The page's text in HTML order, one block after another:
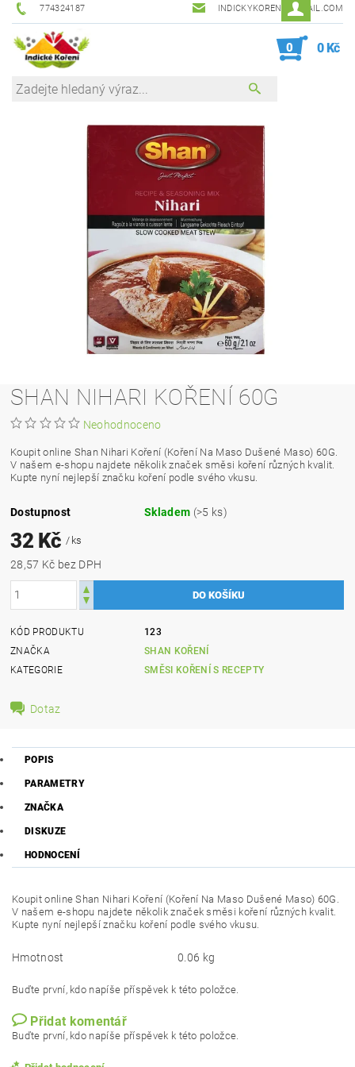
774324187 INDICKYKORENI@GMAIL.COM
0 0 Kč
SHAN NIHARI KOŘENÍ 60G
Neohodnoceno
Koupit online Shan Nihari Koření (Koření Na Maso Dušené Maso) 60G.
V našem e-shopu najdete několik značek směsi koření různých kvalit.
Kupte nyní nejlepší značku koření podle svého vkusu.
Dostupnost Skladem (>5 ks)
32 Kč/ ks
28,57 Kč bez DPH
KÓD PRODUKTU
123
ZNAČKA
SHAN KOŘENÍ
KATEGORIE
SMĚSI KOŘENÍ S RECEPTY
Dotaz
POPIS
PARAMETRY
ZNAČKA
DISKUZE
HODNOCENÍ
Koupit online Shan Nihari Koření (Koření Na Maso Dušené Maso) 60G.
V našem e-shopu najdete několik značek směsi koření různých kvalit.
Kupte nyní nejlepší značku koření podle svého vkusu.
Hmotnost 0.06 kg
Buďte první, kdo napíše příspěvek k této položce.
Přidat komentář
Buďte první, kdo napíše příspěvek k této položce.